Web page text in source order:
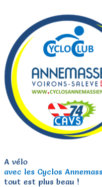
A vélo
avec les Cyclos
tout est plus beau !